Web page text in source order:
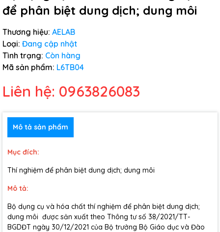
để phân biệt dung dịch; dung môi
Thương hiệu: AELAB
Loại: Đang cập nhật
Tình trạng: Còn hàng
Mã sản phẩm: L6TB04
Liên hệ: 0963826083
Mô tả sản phẩm
Mục đích:
Thí nghiệm để phân biệt dung dịch; dung môi
Mô tả:
Bộ dụng cụ và hóa chất thí nghiệm để phân biệt dung dịch;
dung môi được sản xuất theo Thông tư số 38/2021/TT-
BGDĐT ngày 30/12/2021 của Bộ trưởng Bộ Giáo dục và Đào